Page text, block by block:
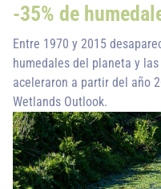
-35% de
Entre 1970 y 2015
humedales del planeta y
aceleraron a partir del año
Wetlands Outlook.